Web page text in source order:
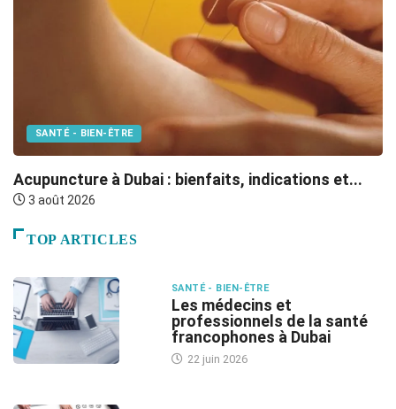
SANTÉ - BIEN-ÊTRE
Acupuncture à Dubai : bienfaits, indications et...
3 août 2026
TOP ARTICLES
SANTÉ - BIEN-ÊTRE
Les médecins et
professionnels de la santé
francophones à Dubai
22 juin 2026